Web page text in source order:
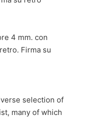
4 mm. con
Firma su
selection of
many of which